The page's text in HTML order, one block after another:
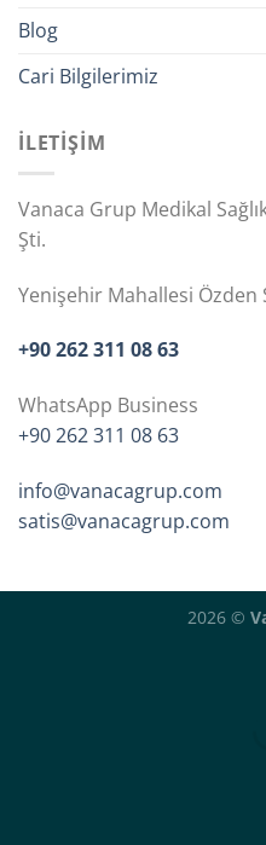
Blog
Cari Bilgilerimiz
İLETİŞİM
Vanaca Grup Medikal
Şti.
Yenişehir Mahallesi Özden
+90 262 311 08 63
WhatsApp Business
+90 262 311 08 63
info@vanacagrup.com
satis@vanacagrup.com
2026 ©